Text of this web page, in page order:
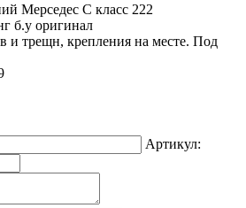
Мерседес С класс 222
б.у оригинал
и трещн, крепления на месте. Под
Артикул: